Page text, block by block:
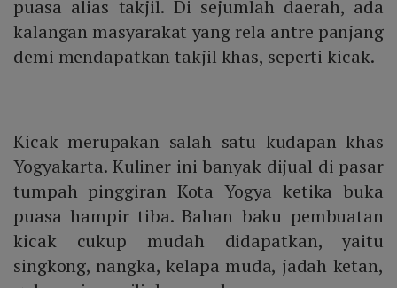
puasa alias takjil. Di sejumlah daerah, ada
kalangan masyarakat yang rela antre panjang
demi mendapatkan takjil khas, seperti kicak.
Kicak merupakan salah satu kudapan khas
Yogyakarta. Kuliner ini banyak dijual di pasar
tumpah pinggiran Kota Yogya ketika buka
puasa hampir tiba. Bahan baku pembuatan
kicak cukup mudah didapatkan, yaitu
singkong, nangka, kelapa muda, jadah ketan,